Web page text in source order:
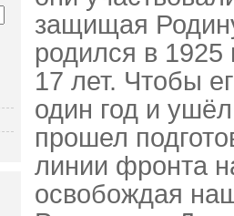
защищая
родился в 1925
17 лет. Чтобы
один год и
прошел
линии фронта
освобождая